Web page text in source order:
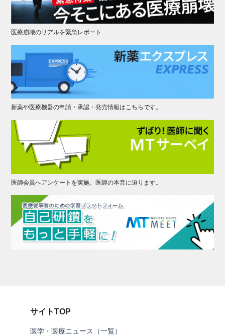
医療崩壊のリアルを緊急レポート
新薬や医療機器の申請・承認・発売情報はこちらです。
医師会員へアンケートを実施。医師の本音に迫ります。
サイトTOP
医学・医療ニュース（一覧）